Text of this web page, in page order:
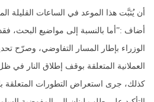
أن يُثبَّت هذا الموعد في الساعات القليلة
أضاف :”أما بالنسبة إلى مواضيع البحث،
الوزراء بإطار المسار التفاوضي، وصرّح
العملانية المتعلقة بوقف إطلاق النار في
كذلك، جرى استعراض التطورات المتعلقة